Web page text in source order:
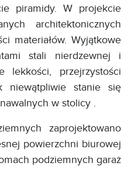
piramidy. W projekcie
architektonicznych
materiałów. Wyjątkowe
stali nierdzewnej i
lekkości, przejrzystości
niewątpliwie stanie się
w stolicy .
zaprojektowano
powierzchni biurowej
podziemnych garaż